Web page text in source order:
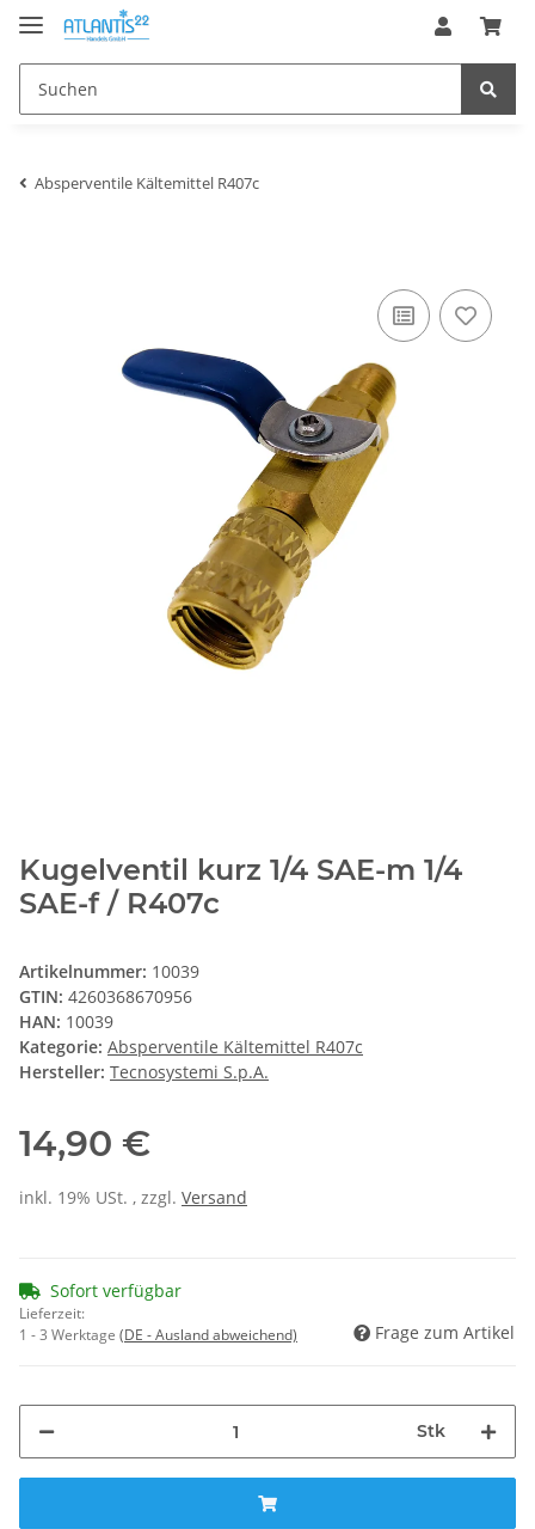
Absperventile Kältemittel R407c
Kugelventil kurz 1/4 SAE-m 1/4
SAE-f / R407c
Artikelnummer: 10039
GTIN: 4260368670956
HAN: 10039
Kategorie: Absperventile Kältemittel R407c
Hersteller: Tecnosystemi S.p.A.
14,90 €
inkl. 19% USt. , zzgl. Versand
Sofort verfügbar
Lieferzeit:
1 - 3 Werktage (DE - Ausland abweichend) Frage zum Artikel
Stk